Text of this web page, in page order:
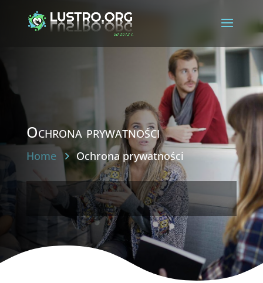
Ochrona prywatności
Home Ochrona prywatności